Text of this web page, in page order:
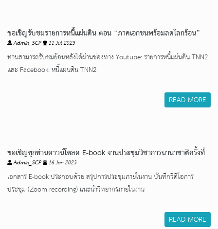
ขอเชิญรับชมรายการหนี้แผ่นดิน ตอน “ภาคเอกชนพร้อมลดโลกร้อน”
Admin_SCP 11 Jul 2023
ท่านสามารถรับชมย้อนหลังได้ผ่านช่องทาง Youtube: รายการหนี้แผ่นดิน TNN2
และ Facebook: หนี้แผ่นดิน TNN2
READ MORE
ขอเชิญทุกท่านดาวน์โหลด E-book งานประชุมวิชาการนานาชาติครั้งที่
16 APRSCP 2022
Admin_SCP 16 Jan 2023
เอกสาร E-book ประกอบด้วย สรุปการประชุมภายในงาน บันทึกวิดีโอการ
ประชุม (Zoom recording) แนะนำวิทยากรภายในงาน
READ MORE